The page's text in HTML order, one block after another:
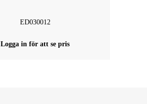
ED030012
Logga in för att se pris